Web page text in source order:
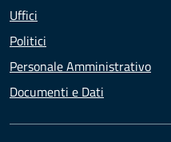
Uffici
Politici
Personale Amministrativo
Documenti e Dati